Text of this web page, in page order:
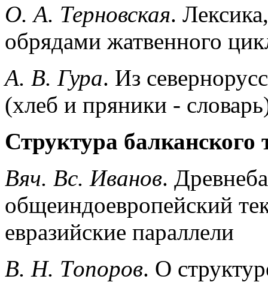
О. А. Терновская.
обрядами жатвенного
А. В. Гура. Из
(хлеб и пряники -
Структура балканского
Вяч. Вс. Иванов.
общеиндоевропейский
евразийские параллели
В. Н. Tопоров. О